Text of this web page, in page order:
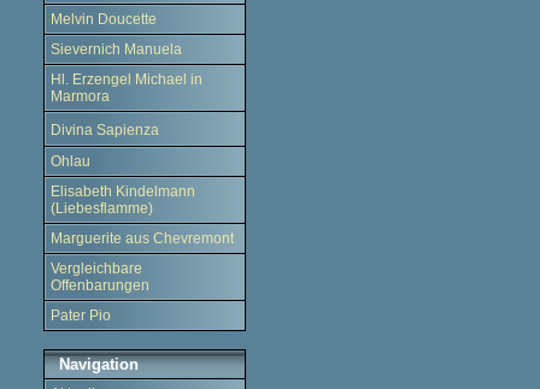
Melvin Doucette
Sievernich Manuela
Hl. Erzengel Michael in
Marmora
Divina Sapienza
Ohlau
Elisabeth Kindelmann
(Liebesflamme)
Marguerite aus Chevremont
Vergleichbare
Offenbarungen
Pater Pio
Navigation